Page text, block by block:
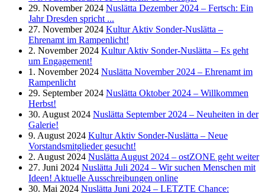
29. November 2024 Nuslätta Dezember 2024 – Fertsch: Ein
Jahr Dresden spricht ...
27. November 2024 Kultur Aktiv Sonder-Nuslätta –
Ehrenamt im Rampenlicht!
2. November 2024 Kultur Aktiv Sonder-Nuslätta – Es geht
um Engagement!
1. November 2024 Nuslätta November 2024 – Ehrenamt im
Rampenlicht
29. September 2024 Nuslätta Oktober 2024 – Willkommen
Herbst!
30. August 2024 Nuslätta September 2024 – Neuheiten in der
Galerie!
9. August 2024 Kultur Aktiv Sonder-Nuslätta – Neue
Vorstandsmitglieder gesucht!
2. August 2024 Nuslätta August 2024 – ostZONE geht weiter
27. Juni 2024 Nuslätta Juli 2024 – Wir suchen Menschen mit
Ideen! Aktuelle Ausschreibungen online
30. Mai 2024 Nuslätta Juni 2024 – LETZTE Chance: